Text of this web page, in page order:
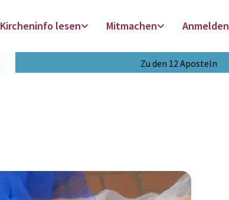
Kircheninfo lesen Mitmachen Anmelden
Zu den 12 Aposteln